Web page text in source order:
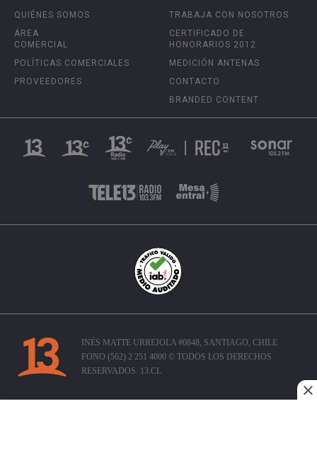
QUIÉNES SOMOS
ÁREA
COMERCIAL
POLÍTICAS COMERCIALES
PROVEEDORES
TRABAJA CON NOSOTROS
CERTIFICADO DE
HONORARIOS 2012
MEDICIÓN ANTENAS
CONTACTO
BRANDED CONTENT
INÉS MATTE URREJOLA #0848, SANTIAGO, CHILE
FONO (562) 2 251 4000 © TODOS LOS DERECHOS
RESERVADOS. 13.CL